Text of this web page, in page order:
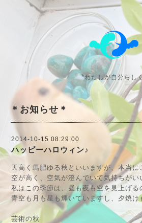
〝わたしが自分らし
＊お知らせ＊
2014-10-15 08:29:00
ハッピーハロウィン♪
天高く馬肥ゆる秋といいますが、本当に
空が高く、空気が澄んでいて気持ちがい
私はこの季節は、昼も夜も空を見上げる
青空も月も星も輝いていますし、夕焼
芸術の秋